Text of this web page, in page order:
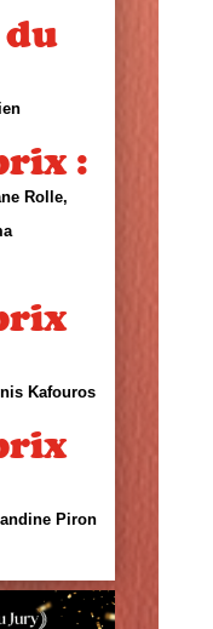
:
Rolle,
Kafouros
Piron